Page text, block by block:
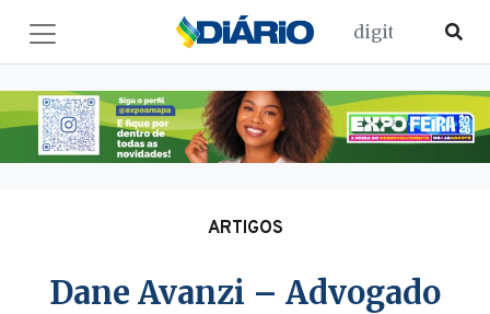
ARTIGOS
Dane Avanzi – Advogado